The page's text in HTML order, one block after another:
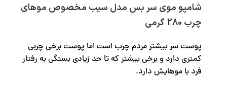
شامپو موی سر بس مدل سیب مخصوص موهای
چرب 280 گرمی
پوست سر بیشتر مردم چرب است اما پوست برخی چربی
کمتری دارد و برخی بیشتر که تا حد زیادی بستگی به رفتار
فرد با موهایش دارد.